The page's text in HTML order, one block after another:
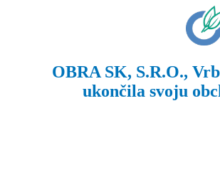
OBRA SK, S.R.O.,
ukončila svoju